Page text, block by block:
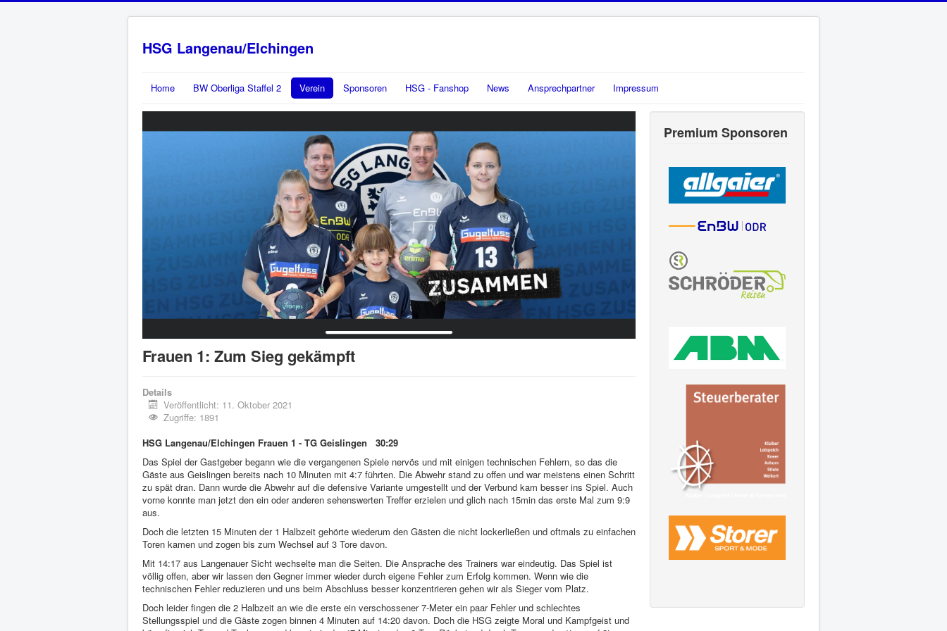
HSG Langenau/Elchingen
Home BW Oberliga Staffel 2 Verein Sponsoren HSG - Fanshop News Ansprechpartner Impressum
Frauen 1: Zum Sieg gekämpft
Details
Veröffentlicht: 11. Oktober 2021
Zugriffe: 1891
HSG Langenau/Elchingen Frauen 1 - TG Geislingen 30:29
Das Spiel der Gastgeber begann wie die vergangenen Spiele nervös und mit einigen technischen Fehlern, so das die
Gäste aus Geislingen bereits nach 10 Minuten mit 4:7 führten. Die Abwehr stand zu offen und war meistens einen Schritt
zu spät dran. Dann wurde die Abwehr auf die defensive Variante umgestellt und der Verbund kam besser ins Spiel. Auch
vorne konnte man jetzt den ein oder anderen sehenswerten Treffer erzielen und glich nach 15min das erste Mal zum 9:9
aus.
Doch die letzten 15 Minuten der 1 Halbzeit gehörte wiederum den Gästen die nicht lockerließen und oftmals zu einfachen
Toren kamen und zogen bis zum Wechsel auf 3 Tore davon.
Mit 14:17 aus Langenauer Sicht wechselte man die Seiten. Die Ansprache des Trainers war eindeutig. Das Spiel ist
völlig offen, aber wir lassen den Gegner immer wieder durch eigene Fehler zum Erfolg kommen. Wenn wie die
technischen Fehler reduzieren und uns beim Abschluss besser konzentrieren gehen wir als Sieger vom Platz.
Doch leider fingen die 2 Halbzeit an wie die erste ein verschossener 7-Meter ein paar Fehler und schlechtes
Stellungsspiel und die Gäste zogen binnen 4 Minuten auf 14:20 davon. Doch die HSG zeigte Moral und Kampfgeist und
Premium Sponsoren